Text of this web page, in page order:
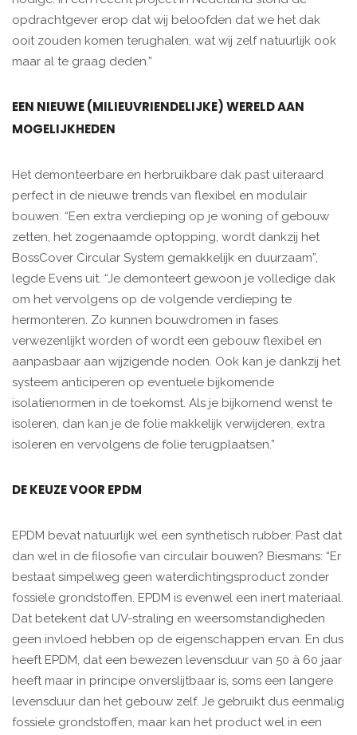
opdrachtgever erop dat wij beloofden dat we het dak
ooit zouden komen terughalen, wat wij zelf natuurlijk ook
maar al te graag deden.”
EEN NIEUWE (MILIEUVRIENDELIJKE) WERELD AAN
MOGELIJKHEDEN
Het demonteerbare en herbruikbare dak past uiteraard
perfect in de nieuwe trends van flexibel en modulair
bouwen. “Een extra verdieping op je woning of gebouw
zetten, het zogenaamde optopping, wordt dankzij het
BossCover Circular System gemakkelijk en duurzaam”,
legde Evens uit. “Je demonteert gewoon je volledige dak
om het vervolgens op de volgende verdieping te
hermonteren. Zo kunnen bouwdromen in fases
verwezenlijkt worden of wordt een gebouw flexibel en
aanpasbaar aan wijzigende noden. Ook kan je dankzij het
systeem anticiperen op eventuele bijkomende
isolatienormen in de toekomst. Als je bijkomend wenst te
isoleren, dan kan je de folie makkelijk verwijderen, extra
isoleren en vervolgens de folie terugplaatsen.”
DE KEUZE VOOR EPDM
EPDM bevat natuurlijk wel een synthetisch rubber. Past dat
dan wel in de filosofie van circulair bouwen? Biesmans: “Er
bestaat simpelweg geen waterdichtingsproduct zonder
fossiele grondstoffen. EPDM is evenwel een inert materiaal.
Dat betekent dat UV-straling en weersomstandigheden
geen invloed hebben op de eigenschappen ervan. En dus
heeft EPDM, dat een bewezen levensduur van 50 à 60 jaar
heeft maar in principe onverslijtbaar is, soms een langere
levensduur dan het gebouw zelf. Je gebruikt dus eenmalig
fossiele grondstoffen, maar kan het product wel in een